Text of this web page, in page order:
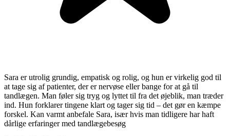
Sara er utrolig grundig, empatisk og rolig, og hun er virkelig god til
at tage sig af patienter, der er nervøse eller bange for at gå til
tandlægen. Man føler sig tryg og lyttet til fra det øjeblik, man træder
ind. Hun forklarer tingene klart og tager sig tid – det gør en kæmpe
forskel. Kan varmt anbefale Sara, især hvis man tidligere har haft
dårlige erfaringer med tandlægebesøg